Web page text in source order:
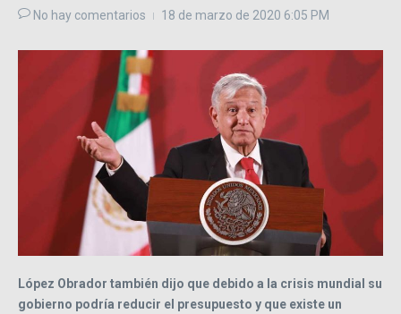
No hay comentarios 18 de marzo de 2020 6:05 PM
López Obrador también dijo que debido a la crisis mundial su
gobierno podría reducir el presupuesto y que existe un